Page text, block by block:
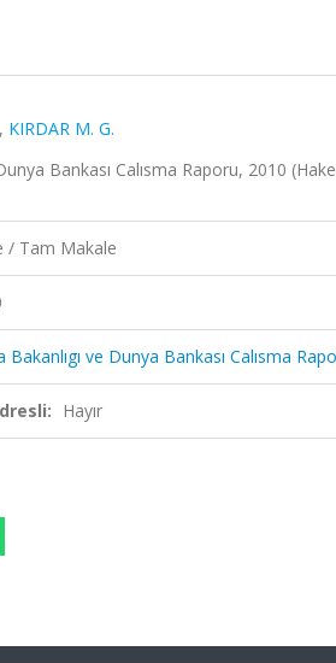
, KIRDAR M. G.
Bankası Calısma Raporu, 2010
/ Tam Makale
Bakanlıgı ve Dunya Bankası Calısma
Hayır